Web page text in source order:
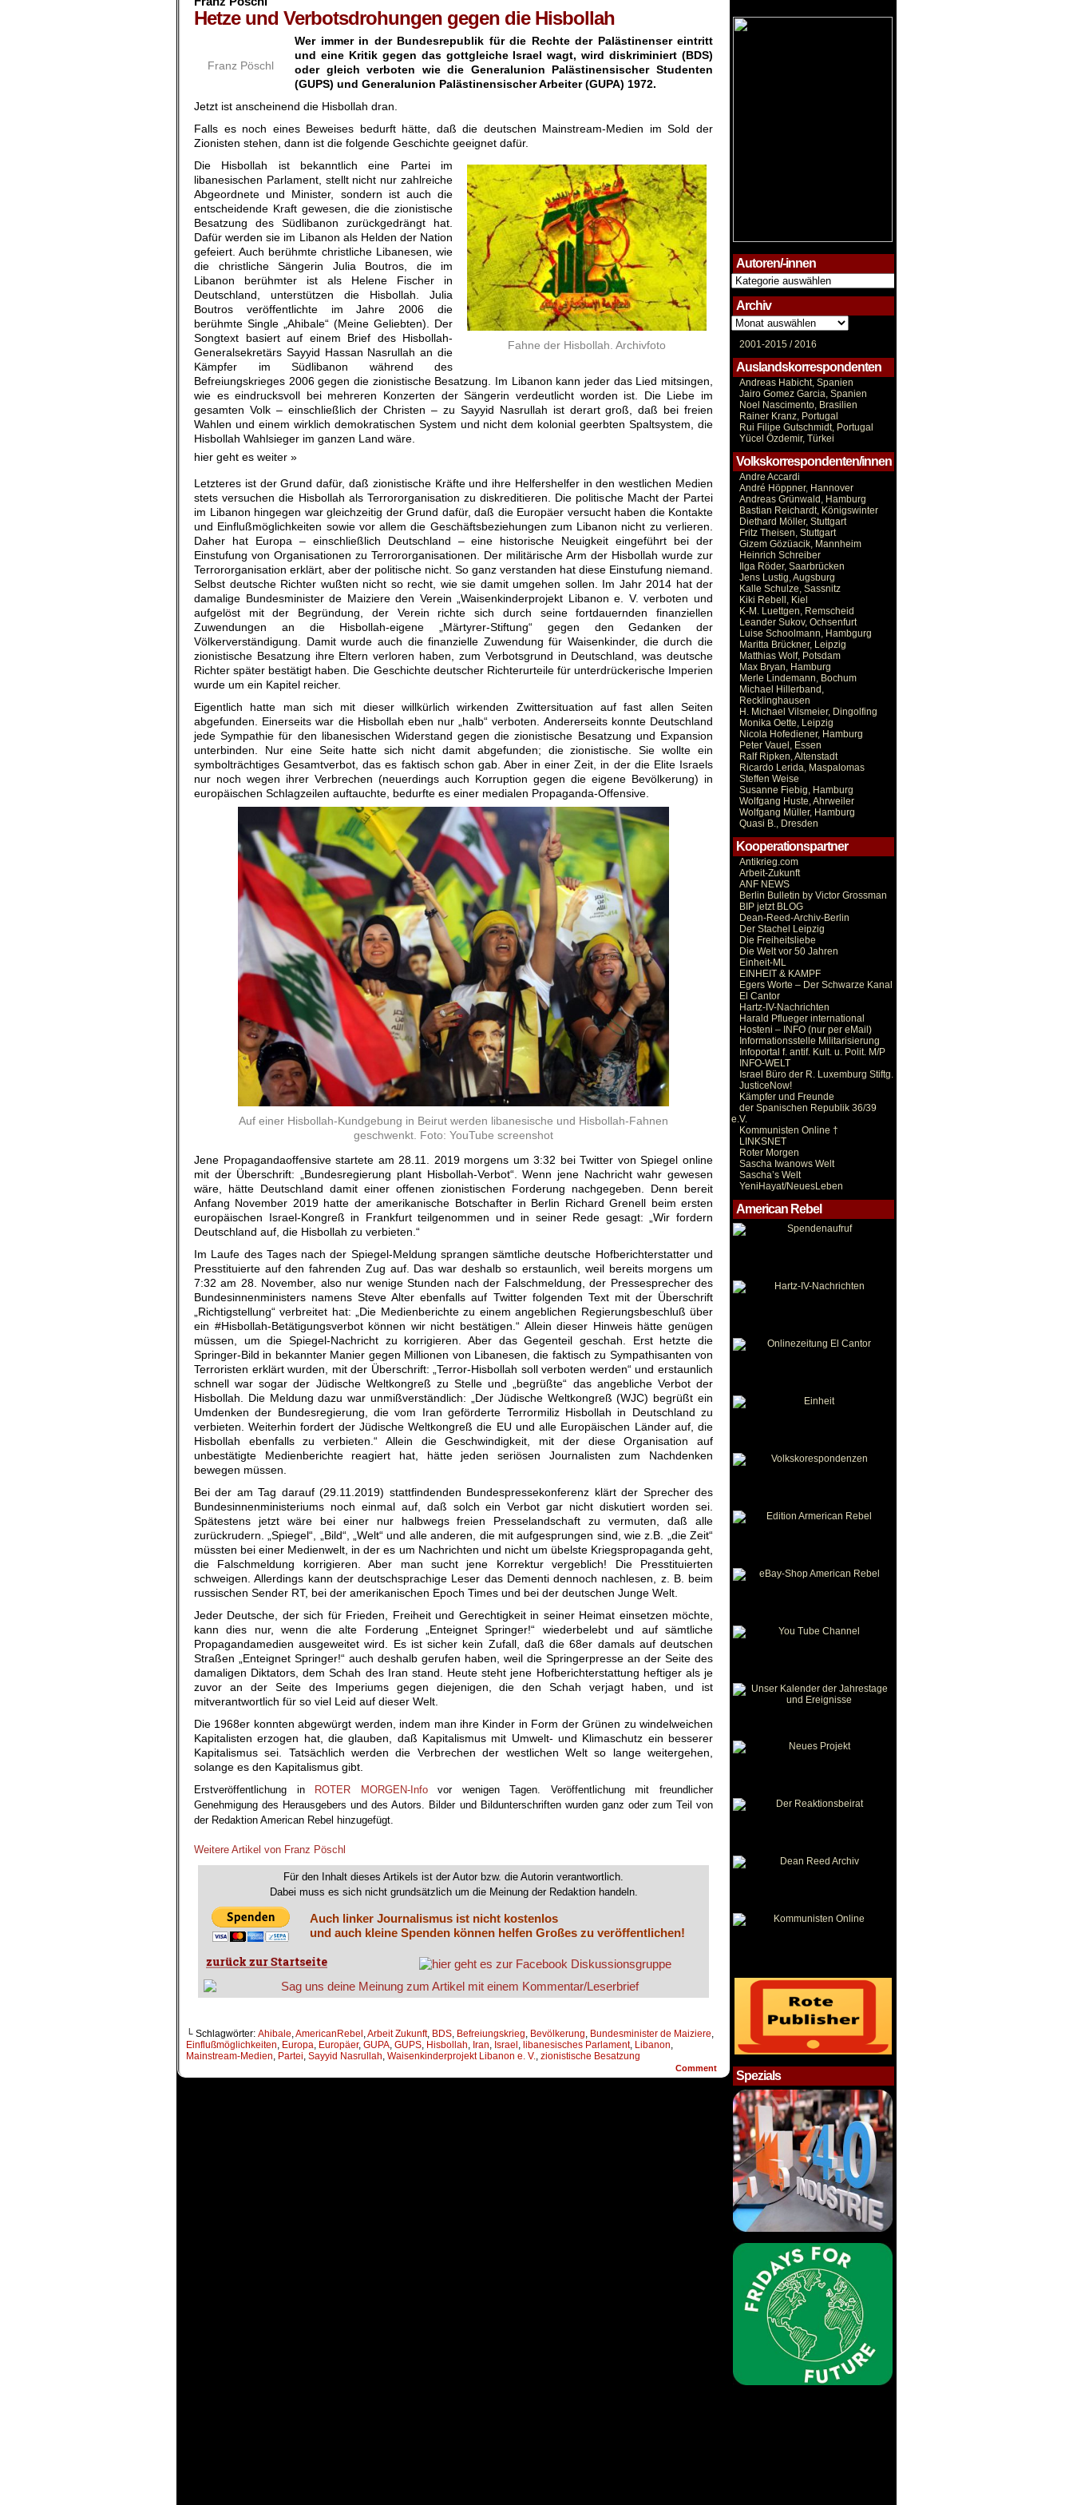
Hetze und Verbotsdrohungen gegen die Hisbollah
Franz Pöschl
Wer immer in der Bundesrepublik für die Rechte der Palästinenser eintritt
und eine Kritik gegen das gottgleiche Israel wagt, wird diskriminiert (BDS)
oder gleich verboten wie die Generalunion Palästinensischer Studenten
(GUPS) und Generalunion Palästinensischer Arbeiter (GUPA) 1972.
Jetzt ist anscheinend die Hisbollah dran.
Falls es noch eines Beweises bedurft hätte, daß die deutschen Mainstream-Medien im Sold der
Zionisten stehen, dann ist die folgende Geschichte geeignet dafür.
Fahne der Hisbollah. Archivfoto
Die Hisbollah ist bekanntlich eine Partei im
libanesischen Parlament, stellt nicht nur zahlreiche
Abgeordnete und Minister, sondern ist auch die
entscheidende Kraft gewesen, die die zionistische
Besatzung des Südlibanon zurückgedrängt hat.
Dafür werden sie im Libanon als Helden der Nation
gefeiert. Auch berühmte christliche Libanesen, wie
die christliche Sängerin Julia Boutros, die im
Libanon berühmter ist als Helene Fischer in
Deutschland, unterstützen die Hisbollah. Julia
Boutros veröffentlichte im Jahre 2006 die
berühmte Single „Ahibale“ (Meine Geliebten). Der
Songtext basiert auf einem Brief des Hisbollah-
Generalsekretärs Sayyid Hassan Nasrullah an die
Kämpfer im Südlibanon während des
Befreiungskrieges 2006 gegen die zionistische Besatzung. Im Libanon kann jeder das Lied mitsingen,
wie es eindrucksvoll bei mehreren Konzerten der Sängerin verdeutlicht worden ist. Die Liebe im
gesamten Volk – einschließlich der Christen – zu Sayyid Nasrullah ist derart groß, daß bei freien
Wahlen und einem wirklich demokratischen System und nicht dem kolonial geerbten Spaltsystem, die
Hisbollah Wahlsieger im ganzen Land wäre.
hier geht es weiter »
Letzteres ist der Grund dafür, daß zionistische Kräfte und ihre Helfershelfer in den westlichen Medien
stets versuchen die Hisbollah als Terrororganisation zu diskreditieren. Die politische Macht der Partei
im Libanon hingegen war gleichzeitig der Grund dafür, daß die Europäer versucht haben die Kontakte
und Einflußmöglichkeiten sowie vor allem die Geschäftsbeziehungen zum Libanon nicht zu verlieren.
Daher hat Europa – einschließlich Deutschland – eine historische Neuigkeit eingeführt bei der
Einstufung von Organisationen zu Terrororganisationen. Der militärische Arm der Hisbollah wurde zur
Terrororganisation erklärt, aber der politische nicht. So ganz verstanden hat diese Einstufung niemand.
Selbst deutsche Richter wußten nicht so recht, wie sie damit umgehen sollen. Im Jahr 2014 hat der
damalige Bundesminister de Maiziere den Verein „Waisenkinderprojekt Libanon e. V. verboten und
aufgelöst mit der Begründung, der Verein richte sich durch seine fortdauernden finanziellen
Zuwendungen an die Hisbollah-eigene „Märtyrer-Stiftung“ gegen den Gedanken der
Völkerverständigung. Damit wurde auch die finanzielle Zuwendung für Waisenkinder, die durch die
zionistische Besatzung ihre Eltern verloren haben, zum Verbotsgrund in Deutschland, was deutsche
Richter später bestätigt haben. Die Geschichte deutscher Richterurteile für unterdrückerische Imperien
wurde um ein Kapitel reicher.
Eigentlich hatte man sich mit dieser willkürlich wirkenden Zwittersituation auf fast allen Seiten
abgefunden. Einerseits war die Hisbollah eben nur „halb“ verboten. Andererseits konnte Deutschland
jede Sympathie für den libanesischen Widerstand gegen die zionistische Besatzung und Expansion
unterbinden. Nur eine Seite hatte sich nicht damit abgefunden; die zionistische. Sie wollte ein
symbolträchtiges Gesamtverbot, das es faktisch schon gab. Aber in einer Zeit, in der die Elite Israels
nur noch wegen ihrer Verbrechen (neuerdings auch Korruption gegen die eigene Bevölkerung) in
europäischen Schlagzeilen auftauchte, bedurfte es einer medialen Propaganda-Offensive.
Auf einer Hisbollah-Kundgebung in Beirut werden libanesische und Hisbollah-Fahnen
geschwenkt. Foto: YouTube screenshot
Jene Propagandaoffensive startete am 28.11. 2019 morgens um 3:32 bei Twitter von Spiegel online
mit der Überschrift: „Bundesregierung plant Hisbollah-Verbot“. Wenn jene Nachricht wahr gewesen
wäre, hätte Deutschland damit einer offenen zionistischen Forderung nachgegeben. Denn bereit
Anfang November 2019 hatte der amerikanische Botschafter in Berlin Richard Grenell beim ersten
europäischen Israel-Kongreß in Frankfurt teilgenommen und in seiner Rede gesagt: „Wir fordern
Deutschland auf, die Hisbollah zu verbieten.“
Im Laufe des Tages nach der Spiegel-Meldung sprangen sämtliche deutsche Hofberichterstatter und
Presstituierte auf den fahrenden Zug auf. Das war deshalb so erstaunlich, weil bereits morgens um
7:32 am 28. November, also nur wenige Stunden nach der Falschmeldung, der Pressesprecher des
Bundesinnenministers namens Steve Alter ebenfalls auf Twitter folgenden Text mit der Überschrift
„Richtigstellung“ verbreitet hat: „Die Medienberichte zu einem angeblichen Regierungsbeschluß über
ein #Hisbollah-Betätigungsverbot können wir nicht bestätigen.“ Allein dieser Hinweis hätte genügen
müssen, um die Spiegel-Nachricht zu korrigieren. Aber das Gegenteil geschah. Erst hetzte die
Springer-Bild in bekannter Manier gegen Millionen von Libanesen, die faktisch zu Sympathisanten von
Terroristen erklärt wurden, mit der Überschrift: „Terror-Hisbollah soll verboten werden“ und erstaunlich
schnell war sogar der Jüdische Weltkongreß zu Stelle und „begrüßte“ das angebliche Verbot der
Hisbollah. Die Meldung dazu war unmißverständlich: „Der Jüdische Weltkongreß (WJC) begrüßt ein
Umdenken der Bundesregierung, die vom Iran geförderte Terrormiliz Hisbollah in Deutschland zu
verbieten. Weiterhin fordert der Jüdische Weltkongreß die EU und alle Europäischen Länder auf, die
Hisbollah ebenfalls zu verbieten.“ Allein die Geschwindigkeit, mit der diese Organisation auf
unbestätigte Medienberichte reagiert hat, hätte jeden seriösen Journalisten zum Nachdenken
bewegen müssen.
Bei der am Tag darauf (29.11.2019) stattfindenden Bundespressekonferenz klärt der Sprecher des
Bundesinnenministeriums noch einmal auf, daß solch ein Verbot gar nicht diskutiert worden sei.
Spätestens jetzt wäre bei einer nur halbwegs freien Presselandschaft zu vermuten, daß alle
zurückrudern. „Spiegel“, „Bild“, „Welt“ und alle anderen, die mit aufgesprungen sind, wie z.B. „die Zeit“
müssten bei einer Medienwelt, in der es um Nachrichten und nicht um übelste Kriegspropaganda geht,
die Falschmeldung korrigieren. Aber man sucht jene Korrektur vergeblich! Die Presstituierten
schweigen. Allerdings kann der deutschsprachige Leser das Dementi dennoch nachlesen, z. B. beim
russischen Sender RT, bei der amerikanischen Epoch Times und bei der deutschen Junge Welt.
Jeder Deutsche, der sich für Frieden, Freiheit und Gerechtigkeit in seiner Heimat einsetzen möchte,
kann dies nur, wenn die alte Forderung „Enteignet Springer!“ wiederbelebt und auf sämtliche
Propagandamedien ausgeweitet wird. Es ist sicher kein Zufall, daß die 68er damals auf deutschen
Straßen „Enteignet Springer!“ auch deshalb gerufen haben, weil die Springerpresse an der Seite des
damaligen Diktators, dem Schah des Iran stand. Heute steht jene Hofberichterstattung heftiger als je
zuvor an der Seite des Imperiums gegen diejenigen, die den Schah verjagt haben, und ist
mitverantwortlich für so viel Leid auf dieser Welt.
Die 1968er konnten abgewürgt werden, indem man ihre Kinder in Form der Grünen zu windelweichen
Kapitalisten erzogen hat, die glauben, daß Kapitalismus mit Umwelt- und Klimaschutz ein besserer
Kapitalismus sei. Tatsächlich werden die Verbrechen der westlichen Welt so lange weitergehen,
solange es den Kapitalismus gibt.
Erstveröffentlichung in ROTER MORGEN-Infovor wenigen Tagen. Veröffentlichung mit freundlicher
Genehmigung des Herausgebers und des Autors. Bilder und Bildunterschriften wurden ganz oder zum Teil von
der Redaktion American Rebel hinzugefügt.
Weitere Artikel von Franz Pöschl
Für den Inhalt dieses Artikels ist der Autor bzw. die Autorin verantwortlich.
Dabei muss es sich nicht grundsätzlich um die Meinung der Redaktion handeln.
Auch linker Journalismus ist nicht kostenlos
und auch kleine Spenden können helfen Großes zu veröffentlichen!
└ Schlagwörter: Ahibale AmericanRebel Arbeit Zukunft, BDS Befreiungskrieg Bevölkerung Bundesminister de Maiziere
Einflußmöglichkeiten Europa Europäer, GUPA GUPS Hisbollah Iran Israel libanesisches Parlament, Libanon
Mainstream-Medien Partei Sayyid Nasrullah Waisenkinderprojekt Libanon e. V. zionistische Besatzung
Comment
Autoren/-innen
Autoren/-
innen
Archiv
Archiv
2001-2015 /2016
Auslandskorrespondenten
Andreas Habicht, Spanien
Jairo Gomez Garcia, Spanien
Noel Nascimento, Brasilien
Rainer Kranz, Portugal
Rui Filipe Gutschmidt, Portugal
Yücel Özdemir, Türkei
Volkskorrespondenten/innen
Andre Accardi
André Höppner, Hannover
Andreas Grünwald, Hamburg
Bastian Reichardt, Königswinter
Diethard Möller, Stuttgart
Fritz Theisen, Stuttgart
Gizem Gözüacik, Mannheim
Heinrich Schreiber
Ilga Röder, Saarbrücken
Jens Lustig, Augsburg
Kalle Schulze, Sassnitz
Kiki Rebell, Kiel
K-M. Luettgen, Remscheid
Leander Sukov, Ochsenfurt
Luise Schoolmann, Hambgurg
Maritta Brückner, Leipzig
Matthias Wolf, Potsdam
Max Bryan, Hamburg
Merle Lindemann, Bochum
Michael Hillerband,
Recklinghausen
H. Michael Vilsmeier, Dingolfing
Monika Oette, Leipzig
Nicola Hofediener, Hamburg
Peter Vauel, Essen
Ralf Ripken, Altenstadt
Ricardo Lerida, Maspalomas
Steffen Weise
Susanne Fiebig, Hamburg
Wolfgang Huste, Ahrweiler
Wolfgang Müller, Hamburg
Quasi B., Dresden
Kooperationspartner
Antikrieg.com
Arbeit-Zukunft
ANF NEWS
Berlin Bulletin by Victor Grossman
BIP jetzt BLOG
Dean-Reed-Archiv-Berlin
Der Stachel Leipzig
Die Freiheitsliebe
Die Welt vor 50 Jahren
Einheit-ML
EINHEIT & KAMPF
Egers Worte – Der Schwarze Kanal
El Cantor
Hartz-IV-Nachrichten
Harald Pflueger international
Hosteni – INFO (nur per eMail)
Informationsstelle Militarisierung
Infoportal f. antif. Kult. u. Polit. M/P
INFO-WELT
Israel Büro der R. Luxemburg Stiftg.
JusticeNow!
Kämpfer und Freunde
der Spanischen Republik 36/39
e.V.
Kommunisten Online †
LINKSNET
Roter Morgen
Sascha Iwanows Welt
Sascha’s Welt
YeniHayat/NeuesLeben
American Rebel
Spezials